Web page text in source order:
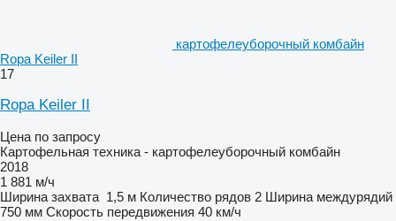
картофелеуборочный комбайн
Ropa Keiler II
17
Ropa Keiler II
Цена по запросу
Картофельная техника - картофелеуборочный комбайн
2018
1 881 м/ч
Ширина захвата 1,5 м Количество рядов 2 Ширина междурядий
750 мм Скорость передвижения 40 км/ч